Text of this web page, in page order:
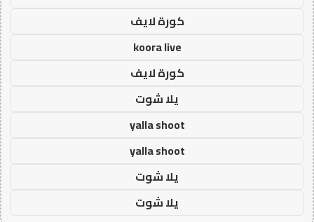
كورة لايف
koora live
كورة لايف
يلا شوت
yalla shoot
yalla shoot
يلا شوت
يلا شوت